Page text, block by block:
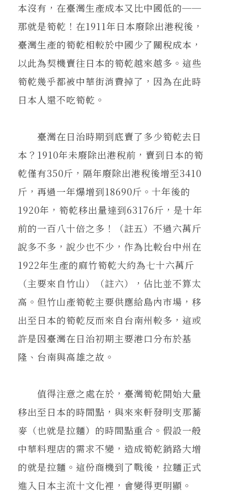
本沒有，在臺灣生產成本又比中國低的──
那就是筍乾！在1911年日本廢除出港稅後，
臺灣生產的筍乾相較於中國少了關稅成本，
以此為契機賣往日本的筍乾越來越多。這些
筍乾幾乎都被中華街消費掉了，因為在此時
日本人還不吃筍乾。
臺灣在日治時期到底賣了多少筍乾去日
本？1910年未廢除出港稅前，賣到日本的筍
乾僅有350斤，隔年廢除出港稅後增至3410
斤，再過一年爆增到18690斤。十年後的
1920年，筍乾移出量達到63176斤，是十年
前的一百八十倍之多！（註五）不過六萬斤
說多不多，說少也不少，作為比較台中州在
1922年生產的麻竹筍乾大約為七十六萬斤
（主要來自竹山）（註六），佔比並不算太
高。但竹山產筍乾主要供應給島內市場，移
出至日本的筍乾反而來自台南州較多，這或
許是因臺灣在日治初期主要港口分布於基
隆、台南與高雄之故。
值得注意之處在於，臺灣筍乾開始大量
移出至日本的時間點，與來來軒發明支那蕎
麥（也就是拉麵）的時間點重合。假設一般
中華料理店的需求不變，造成筍乾銷路大增
的就是拉麵。這份商機到了戰後，拉麵正式
進入日本主流十文化裡，會變得更明顯。